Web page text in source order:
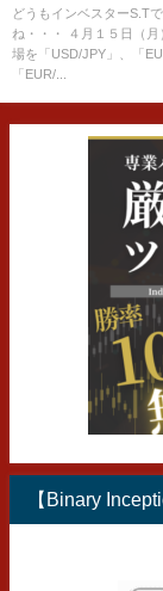
す！
どうもインベスターS.T
ね・・・ ４月１５日（
場を「USD/JPY」、「
「EUR/...
【Binary